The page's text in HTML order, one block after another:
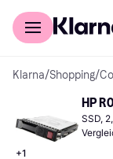
Für Shopper
Klarna/Shopping/
+1
HP
SSD,